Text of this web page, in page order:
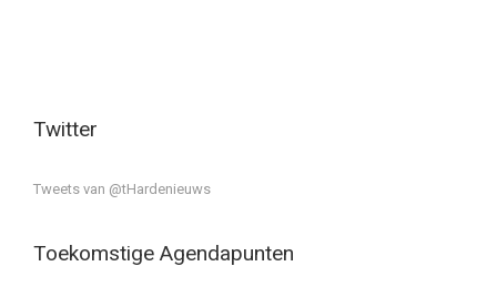
Twitter
Tweets van @tHardenieuws
Toekomstige Agendapunten